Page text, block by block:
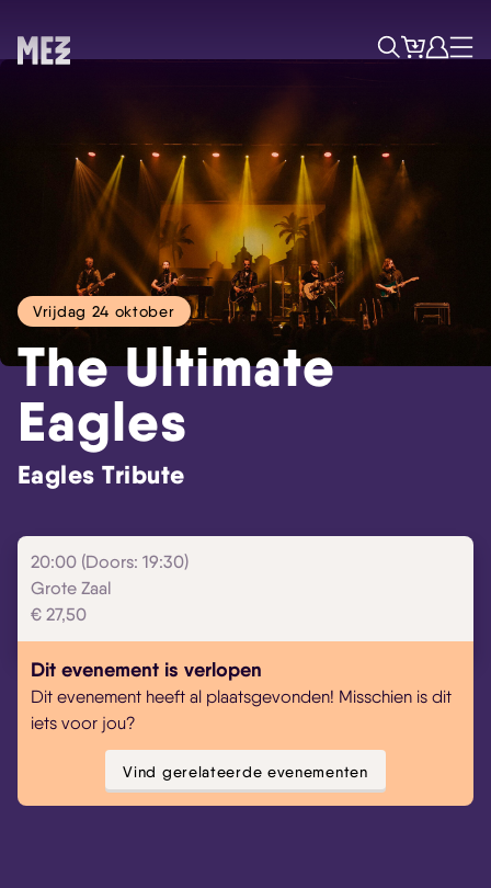
ZoekTicketsAccount
Menu
Vrijdag 24 oktober
The Ultimate
Eagles
Eagles Tribute
20:00 (Doors: 19:30)
Grote Zaal
€ 27,50
Dit evenement is verlopen
Dit evenement heeft al plaatsgevonden! Misschien is dit
iets voor jou?
Vind gerelateerde evenementen